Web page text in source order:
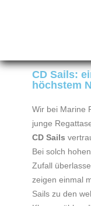
hochkarätigen
Teilnahme an
ein
CD Sails:
höchstem
Wir bei Marine
junge
CD Sails
Bei solch
Zufall
zeigen einmal
Sails zu den